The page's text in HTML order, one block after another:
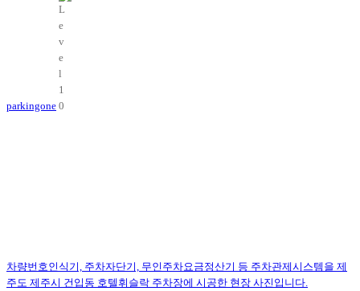
parkingone
차량번호인식기, 주차자단기, 무인주차요금정산기 등 주차관제시스템을 제
주도 제주시 건입동 호텔휘슬락 주차장에 시공한 현장 사진입니다.